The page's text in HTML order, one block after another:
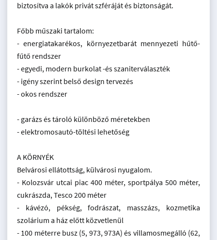
biztosítva a lakók privát szféráját és biztonságát.
Főbb műszaki tartalom:
- energiatakarékos, környezetbarát mennyezeti hűtő-
fűtő rendszer
- egyedi, modern burkolat -és szaniterválaszték
- igény szerint belső design tervezés
- okos rendszer
- garázs és tároló különböző méretekben
- elektromosautó-töltési lehetőség
A KÖRNYÉK
Belvárosi ellátottság, külvárosi nyugalom.
- Kolozsvár utcai piac 400 méter, sportpálya 500 méter,
cukrászda, Tesco 200 méter
- kávézó, pékség, fodrászat, masszázs, kozmetika
szolárium a ház előtt közvetlenül
- 100 méterre busz (5, 973, 973A) és villamosmegálló (62,